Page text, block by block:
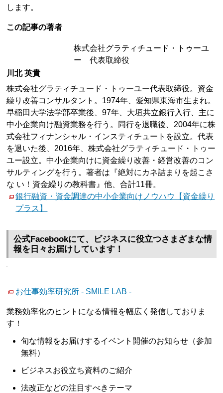
します。
この記事の著者
株式会社グラティチュード・トゥーユ
ー 代表取締役
川北 英貴
株式会社グラティチュード・トゥーユー代表取締役。資金
繰り改善コンサルタント。1974年、愛知県東海市生まれ。
早稲田大学法学部卒業後、97年、大垣共立銀行入行、主に
中小企業向け融資業務を行う。同行を退職後、2004年に株
式会社フィナンシャル・インスティチュートを設立。代表
を退いた後、2016年、株式会社グラティチュード・トゥー
ユー設立。中小企業向けに資金繰り改善・経営改善のコン
サルティングを行う。著者は『絶対にカネ詰まりを起こさ
な い！資金繰りの教科書』他、合計11冊。
銀行融資・資金調達の中小企業向けノウハウ【資金繰り
プラス】
公式Facebookにて、ビジネスに役立つさまざまな情
報を日々お届けしています！
お仕事効率研究所 - SMILE LAB -
業務効率化のヒントになる情報を幅広く発信しておりま
す！
旬な情報をお届けするイベント開催のお知らせ（参加
無料）
ビジネスお役立ち資料のご紹介
法改正などの注目すべきテーマ